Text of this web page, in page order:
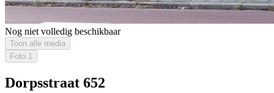
Nog niet volledig beschikbaar
Toon alle media
Foto 1
Dorpsstraat 652